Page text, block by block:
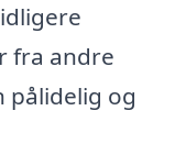
fra andre
pålidelig og